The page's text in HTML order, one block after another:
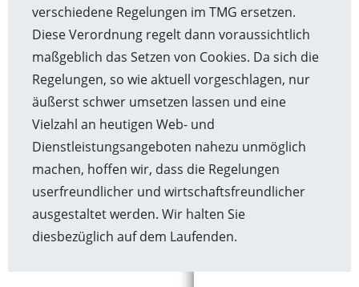
verschiedene Regelungen im TMG ersetzen.
Diese Verordnung regelt dann voraussichtlich
maßgeblich das Setzen von Cookies. Da sich die
Regelungen, so wie aktuell vorgeschlagen, nur
äußerst schwer umsetzen lassen und eine
Vielzahl an heutigen Web- und
Dienstleistungsangeboten nahezu unmöglich
machen, hoffen wir, dass die Regelungen
userfreundlicher und wirtschaftsfreundlicher
ausgestaltet werden. Wir halten Sie
diesbezüglich auf dem Laufenden.